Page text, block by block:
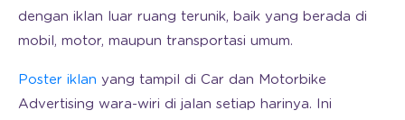
dengan iklan luar ruang terunik, baik yang berada di
mobil, motor, maupun transportasi umum.
Poster iklan yang tampil di Car dan Motorbike
Advertising wara-wiri di jalan setiap harinya. Ini